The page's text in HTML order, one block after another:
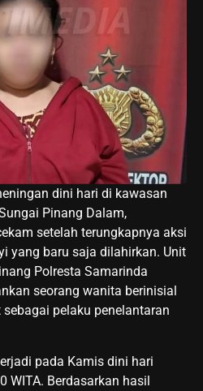
dini hari di kawasan
Pinang Dalam,
setelah terungkapnya aksi
yang baru saja dilahirkan. Unit
Polresta Samarinda
seorang wanita berinisial
pelaku penelantaran
pada Kamis dini hari
WITA. Berdasarkan hasil